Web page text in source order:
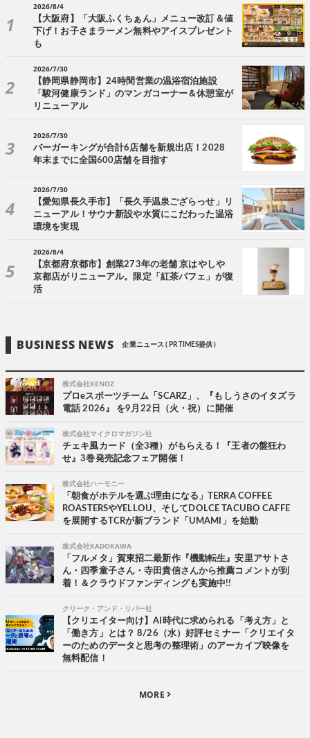
2026/8/4
【大阪府】「大阪ふくちぁん」メニュー改訂＆値
下げ！お子さまラーメン無料やアイスプレゼント
も
2026/7/30
【静岡県静岡市】24時間営業の温浴宿泊施設
「駿河健康ランド」のマンガコーナー＆休憩室が
リニューアル
2026/7/30
バーガーキングが合計6店舗を新規出店！2028
年末までに全国600店舗を目指す
2026/7/30
【愛知県長久手市】「長久手温泉ござらっせ」リ
ニューアル！サウナ新設や水質にこだわった温浴
環境を実現
2026/8/4
【京都府京都市】創業273年の老舗 京はやしや
京都店がリニューアル。限定「紅茶パフェ」が復
活
BUSINESS NEWS 企業ニュース ( PR TIMES提供 )
株式会社XENOZ
プロeスポーツチーム「SCARZ」、『もしうさのイタズラ
電話 2026』 を9月22日（火・祝）に開催
株式会社マイクロマガジン社
チェキ風カード（全3種）がもらえる！『王者の盤狂わ
せ』3巻発売記念フェア開催！
株式会社ハーモニー
「朝食がホテルを選ぶ理由になる」TERRA COFFEE
ROASTERSやYELLOU、そしてDOLCE TACUBO CAFFE
を展開するTCRが新ブランド「UMAMI」を始動
株式会社KADOKAWA
「フルメタ」賀東招二最新作『機動転生』安里アサトさ
ん・四季童子さん・寺田貴信さんから推薦コメントが到
着！＆クラウドファンディングも実施中!!
クリーク・アンド・リバー社
【クリエイター向け】AI時代に求められる「考え方」と
「働き方」とは？ 8/26（水）好評セミナー「クリエイタ
ーのためのデータと思考の整理術」のアーカイブ映像を
無料配信！
MORE